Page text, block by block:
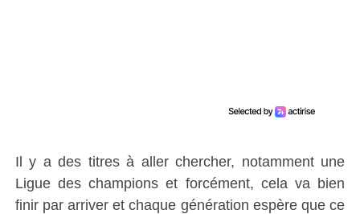
Il y a des titres à aller chercher, notamment une
Ligue des champions et forcément, cela va bien
finir par arriver et chaque génération espère que ce